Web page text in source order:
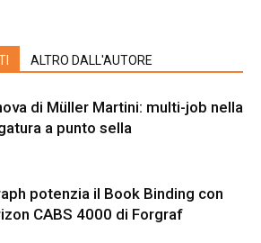
ALTRO DALL'AUTORE
di Müller Martini: multi-job nella
a punto sella
potenzia il Book Binding con
CABS 4000 di Forgraf